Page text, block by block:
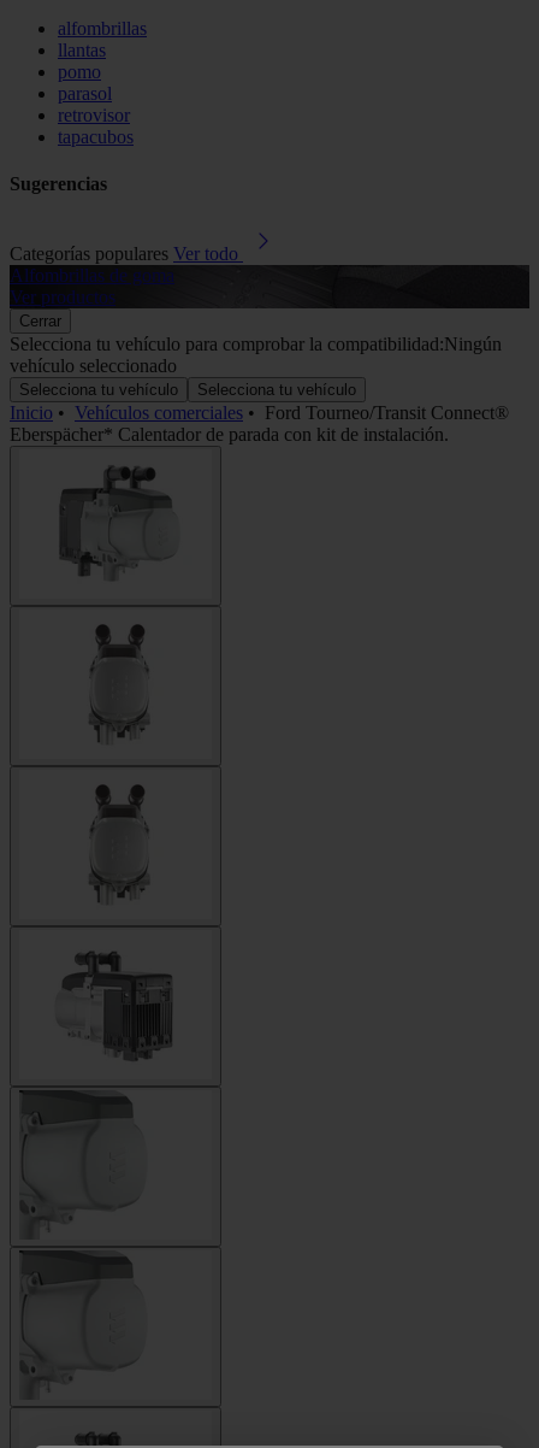
alfombrillas
llantas
pomo
parasol
retrovisor
tapacubos
Sugerencias
Categorías populares Ver todo
Alfombrillas de goma
Ver productos
Cerrar
Selecciona tu vehículo para comprobar la compatibilidad:Ningún
vehículo seleccionado
Selecciona tu vehículo Selecciona tu vehículo
Inicio • Vehículos comerciales • Ford Tourneo/Transit Connect®
Eberspächer* Calentador de parada con kit de instalación.